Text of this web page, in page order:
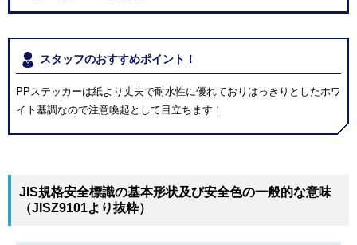
スタッフのおすすめポイント！
PPステッカーは紙より丈夫で耐水性に優れておりはっきりとしたホワ
イト基調なので注意喚起として目立ちます！
JIS規格安全標識の基本形状及び安全色の一般的な意味
（JISZ9101より抜粋）